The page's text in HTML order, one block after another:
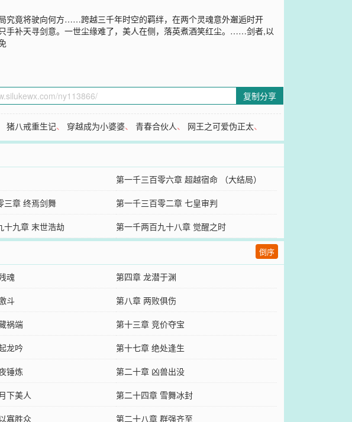
究竟将驶向何方……跨越三千年时空的羁绊，在两个灵魂意外邂逅时开
手补天寻剑意。一世尘缘难了，美人在侧，落英煮酒笑红尘。……剑者,以
复制分享
猪八戒重生记、 穿越成为小婆婆、青春合伙人、 网王之可爱伪正太、
第一千三百零六章 超越宿命 （大结局）
三章 终焉剑舞
第一千三百零二章 七皇审判
十九章 末世浩劫 第一千两百九十八章 觉醒之时
倒序
魂
第四章 龙潜于渊
斗
第八章 两败俱伤
祸端
第十三章 竞价夺宝
龙吟
第十七章 绝处逢生
锤炼
第二十章 凶兽出没
下美人
第二十四章 雪舞冰封
寡胜众
第二十八章 群强齐至